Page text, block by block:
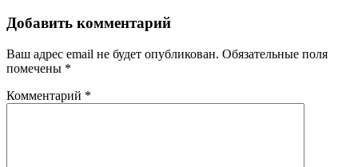
Добавить комментарий
Ваш адрес email не будет опубликован. Обязательные поля
помечены *
Комментарий *